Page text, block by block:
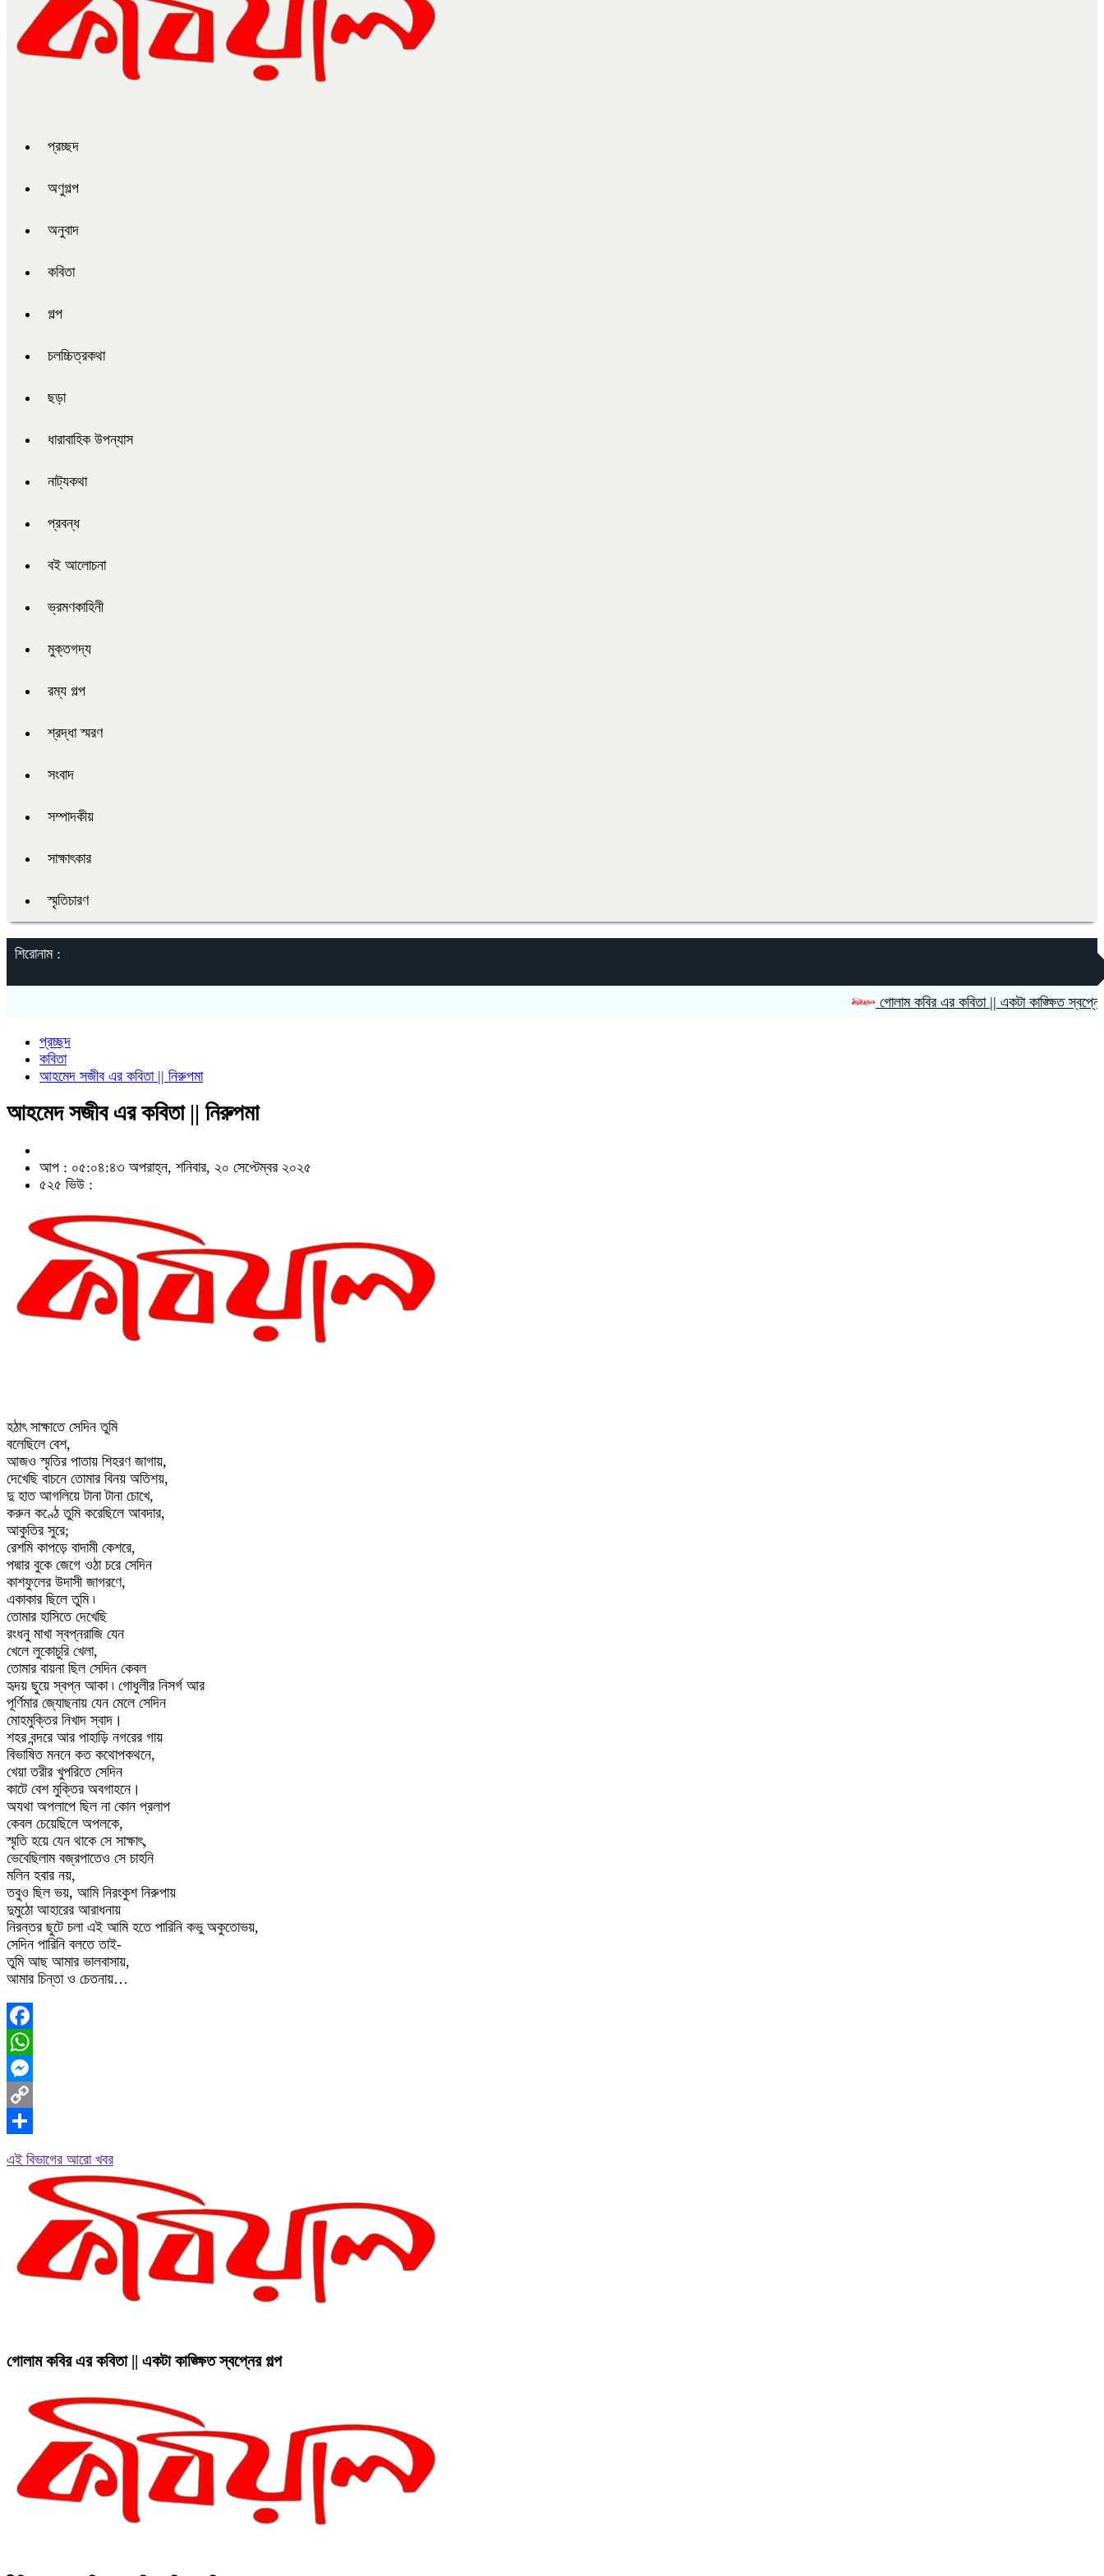
প্রচ্ছদ
অণুগল্প
অনুবাদ
কবিতা
গল্প
চলচ্চিত্রকথা
ছড়া
ধারাবাহিক উপন্যাস
নাট্যকথা
প্রবন্ধ
বই আলোচনা
ভ্রমণকাহিনী
মুক্তগদ্য
রম্য গল্প
শ্রদ্ধা স্মরণ
সংবাদ
সম্পাদকীয়
সাক্ষাৎকার
স্মৃতিচারণ
শিরোনাম :
গোলাম কবির এর কবিতা || একটা কাঙ্ক্ষিত স্বপ্নের গল্প
প্রচ্ছদ
কবিতা
আহমেদ সজীব এর কবিতা || নিরুপমা
আহমেদ সজীব এর কবিতা || নিরুপমা
আপ : ০৫:০৪:৪৩ অপরাহ্ন, শনিবার, ২০ সেপ্টেম্বর ২০২৫
৫২৫ ভিউ :
হঠাৎ সাক্ষাতে সেদিন তুমি
বলেছিলে বেশ,
আজও স্মৃতির পাতায় শিহরণ জাগায়,
দেখেছি বাচনে তোমার বিনয় অতিশয়,
দু হাত আগলিয়ে টানা টানা চোখে,
করুন কণ্ঠে তুমি করেছিলে আবদার,
আকুতির সুরে;
রেশমি কাপড়ে বাদামী কেশরে,
পদ্মার বুকে জেগে ওঠা চরে সেদিন
কাশফুলের উদাসী জাগরণে,
একাকার ছিলে তুমি ৷
তোমার হাসিতে দেখেছি
রংধনু মাখা স্বপ্নরাজি যেন
খেলে লুকোচুরি খেলা,
তোমার বায়না ছিল সেদিন কেবল
হৃদয় ছুয়ে স্বপ্ন আকা ৷ গোধুলীর নিসর্গ আর
পূর্ণিমার জ্যোছনায় যেন মেলে সেদিন
মোহমুক্তির নিখাদ স্বাদ।
শহর বন্দরে আর পাহাড়ি নগরের গায়
বিভাষিত মননে কত কথোপকথনে,
খেয়া তরীর খুপরিতে সেদিন
কাটে বেশ মুক্তির অবগাহনে।
অযথা অপলাপে ছিল না কোন প্রলাপ
কেবল চেয়েছিলে অপলকে,
স্মৃতি হয়ে যেন থাকে সে সাক্ষাৎ,
ভেবেছিলাম বজ্রপাতেও সে চাহনি
মলিন হবার নয়,
তবুও ছিল ভয়, আমি নিরংকুশ নিরুপায়
দুমুঠো আহারের আরাধনায়
নিরন্তর ছুটে চলা এই আমি হতে পারিনি কভু অকুতোভয়,
সেদিন পারিনি বলতে তাই-
তুমি আছ আমার ভালবাসায়,
আমার চিন্তা ও চেতনায়…
Facebook
WhatsApp
Messenger
Copy
এই বিভাগের আরো খবর
গোলাম কবির এর কবিতা || একটা কাঙ্ক্ষিত স্বপ্নের গল্প